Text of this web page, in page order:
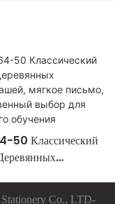
50 Классический
Stationery Co., LTD-